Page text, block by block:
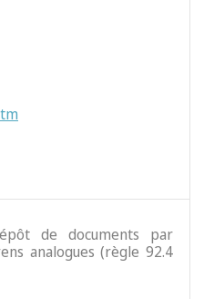
de documents par
analogues (règle 92.4